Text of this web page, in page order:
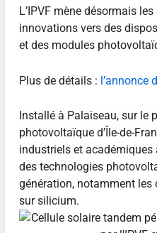
L’IPVF mène désormais
innovations vers des
et des modules
Plus de détails : l’annonce
Installé à Palaiseau, sur le
photovoltaïque d’Île-de-
industriels et
des technologies
génération, notamment
sur silicium.